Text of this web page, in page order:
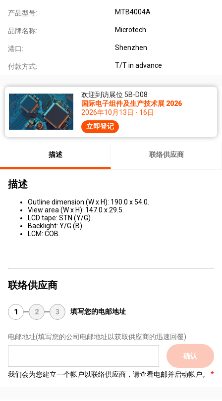
产品型号: MTB4004A
品牌名称: Microtech
港口: Shenzhen
付款方式: T/T in advance
欢迎到访展位 5B-D08
国际电子组件及生产技术展 2026
2026年10月13日 - 16日
立即登记
描述 联络供应商
描述
Outline dimension (W x H): 190.0 x 54.0.
View area (W x H): 147.0 x 29.5.
LCD tape: STN (Y/G).
Backlight: Y/G (B).
LCM: COB.
联络供应商
1 2 3 填写您的电邮地址
电邮地址(填写您的公司电邮地址以获取供应商的迅速回覆)
确认
我们会为您建立一个帐户以联络供应商，请查看电邮并启动帐户。